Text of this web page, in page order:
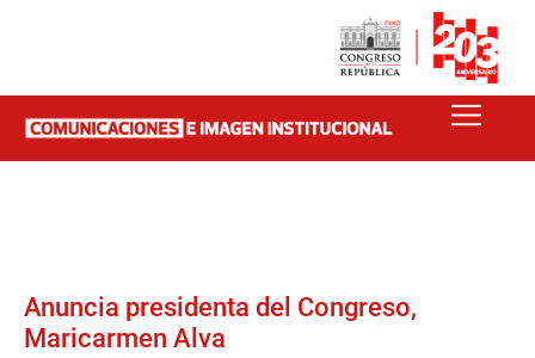
Anuncia presidenta del Congreso,
Maricarmen Alva